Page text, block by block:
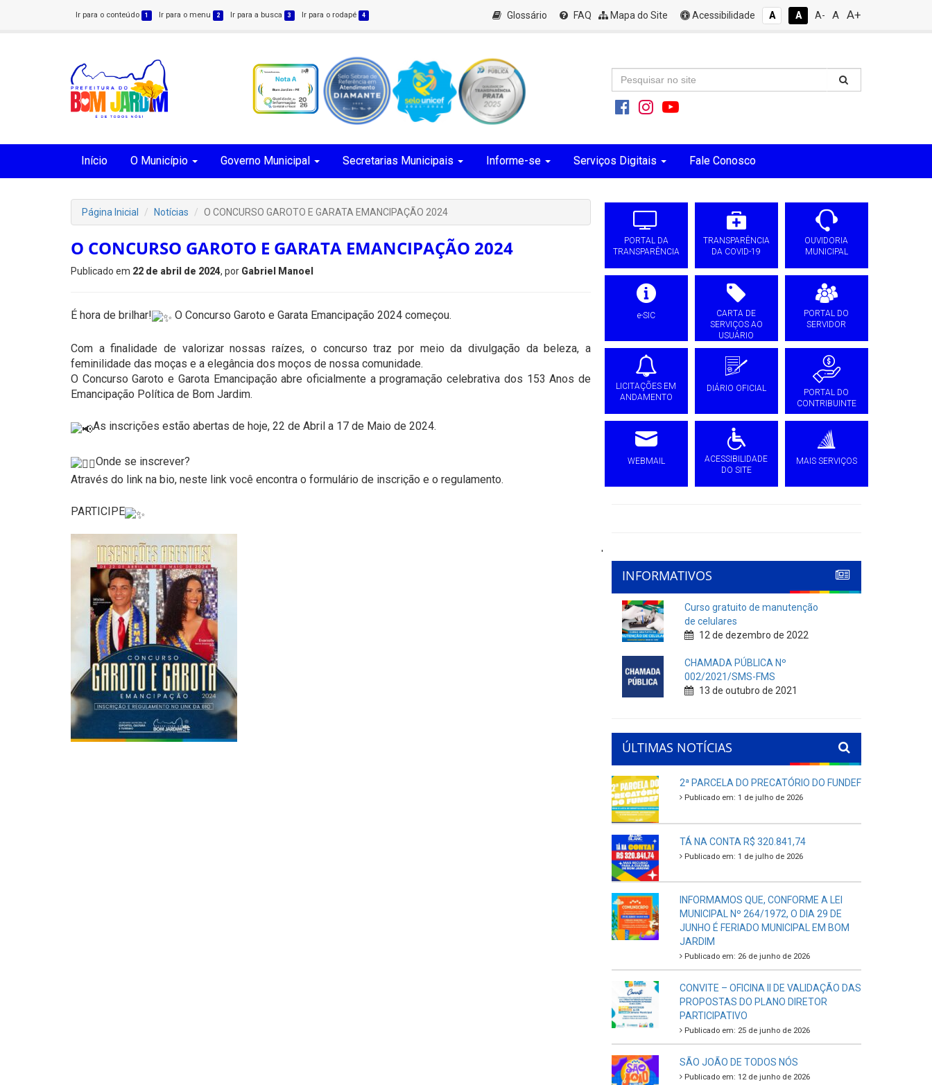
Ir para o conteúdo 1 Ir para o menu 2 Ir para a busca 3 Ir para o rodapé 4 Glossário FAQ Mapa do Site Acessibilidade A A A- A A+
Início O Município Governo Municipal Secretarias Municipais Informe-se Serviços Digitais Fale Conosco
Página Inicial Notícias O CONCURSO GAROTO E GARATA EMANCIPAÇÃO 2024
O CONCURSO GAROTO E GARATA EMANCIPAÇÃO 2024
Publicado em 22 de abril de 2024, por Gabriel Manoel
É hora de brilhar! O Concurso Garoto e Garata Emancipação 2024 começou.
Com a finalidade de valorizar nossas raízes, o concurso traz por meio da divulgação da beleza, a
feminilidade das moças e a elegância dos moços de nossa comunidade.
O Concurso Garoto e Garota Emancipação abre oficialmente a programação celebrativa dos 153 Anos de
Emancipação Política de Bom Jardim.
As inscrições estão abertas de hoje, 22 de Abril a 17 de Maio de 2024.
Onde se inscrever?
Através do link na bio, neste link você encontra o formulário de inscrição e o regulamento.
PARTICIPE
PORTAL DA
TRANSPARÊNCIA
TRANSPARÊNCIA
DA COVID-19
OUVIDORIA
MUNICIPAL
e-SIC
CARTA DE
SERVIÇOS AO
USUÁRIO
PORTAL DO
SERVIDOR
LICITAÇÕES EM
ANDAMENTO
DIÁRIO OFICIAL
PORTAL DO
CONTRIBUINTE
WEBMAIL
ACESSIBILIDADE
DO SITE
MAIS SERVIÇOS
'
INFORMATIVOS
Curso gratuito de manutenção
de celulares
12 de dezembro de 2022
CHAMADA PÚBLICA Nº
002/2021/SMS-FMS
13 de outubro de 2021
ÚLTIMAS NOTÍCIAS
2ª PARCELA DO PRECATÓRIO DO FUNDEF
Publicado em: 1 de julho de 2026
TÁ NA CONTA R$ 320.841,74
Publicado em: 1 de julho de 2026
INFORMAMOS QUE, CONFORME A LEI
MUNICIPAL Nº 264/1972, O DIA 29 DE
JUNHO É FERIADO MUNICIPAL EM BOM
JARDIM
Publicado em: 26 de junho de 2026
CONVITE – OFICINA II DE VALIDAÇÃO DAS
PROPOSTAS DO PLANO DIRETOR
PARTICIPATIVO
Publicado em: 25 de junho de 2026
SÃO JOÃO DE TODOS NÓS
Publicado em: 12 de junho de 2026